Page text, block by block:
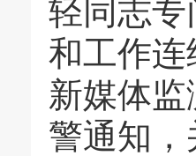
轻同志
和工作连
新媒体
警通知